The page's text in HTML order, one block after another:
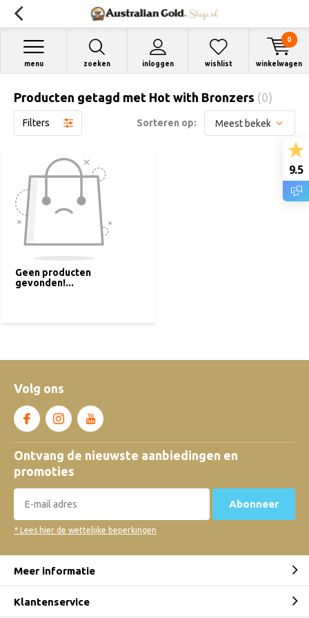
zoeken inloggen
menu wishlist winkelwagen
0
Producten getagd met Hot with Bronzers (0)
Filters Sorteren op:
Geen producten
gevonden!...
Volg ons
Ontvang de nieuwste aanbiedingen en
promoties
Abonneer
* Lees hier de wettelijke beperkingen
Meer informatie
Klantenservice
9.5